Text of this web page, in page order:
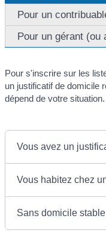
Pour un
Pour un gérant (ou
Pour s'inscrire sur les
un justificatif de domicile
dépend de votre situation.
Vous avez un
Vous habitez chez
Sans domicile